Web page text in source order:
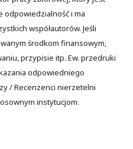
odpowiedzialność i ma
współautorów. Jeśli
środkom finansowym,
przypisie itp. Ew. przedruki
odpowiedniego
/ Recenzenci nierzetelni
instytucjom.